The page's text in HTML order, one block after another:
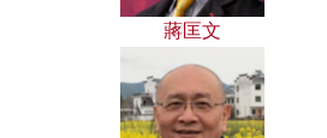
蔣匡文